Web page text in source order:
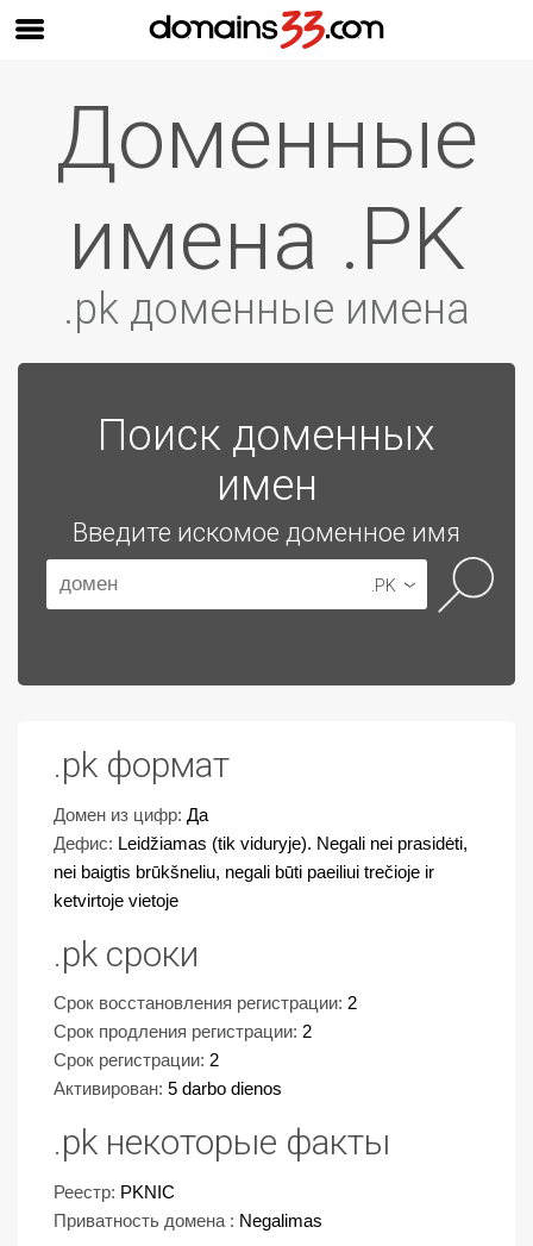
Доменные
имена .PK
.pk доменные имена
Поиск доменных
имен
Введите искомое доменное имя
.PK
.pk формат
Домен из цифр: Да
Дефис: Leidžiamas (tik viduryje). Negali nei prasidėti,
nei baigtis brūkšneliu, negali būti paeiliui trečioje ir
ketvirtoje vietoje
.pk сроки
Срок восстановления регистрации: 2
Срок продления регистрации: 2
Срок регистрации: 2
Активирован: 5 darbo dienos
.pk некоторые факты
Реестр: PKNIC
Приватность домена : Negalimas